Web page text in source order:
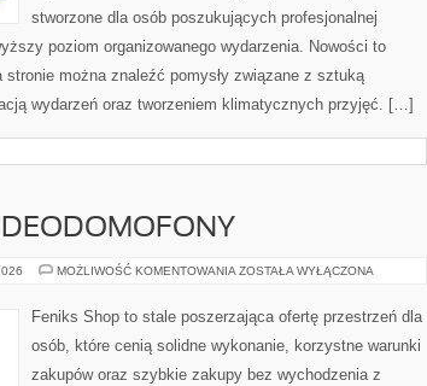
stworzone dla osób poszukujących profesjonalnej
poziom organizowanego wydarzenia. Nowości to
można znaleźć pomysły związane z sztuką
wydarzeń oraz tworzeniem klimatycznych przyjęć. […]
MOŻLIWOŚĆ KOMENTOWANIA MONITORING
ZOSTAŁA WYŁĄCZONA
Feniks Shop to stale poszerzająca ofertę przestrzeń dla
osób, które cenią solidne wykonanie, korzystne warunki
zakupów oraz szybkie zakupy bez wychodzenia z